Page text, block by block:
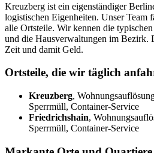
Kreuzberg ist ein eigenständiger
logistischen Eigenheiten. Unser Team
alle Ortsteile. Wir kennen die
und die Hausverwaltungen im Bezirk.
Zeit und damit Geld.
Ortsteile, die wir täglich
Kreuzberg,
Sperrmüll, Container-Service
Friedrichshain,
Sperrmüll, Container-Service